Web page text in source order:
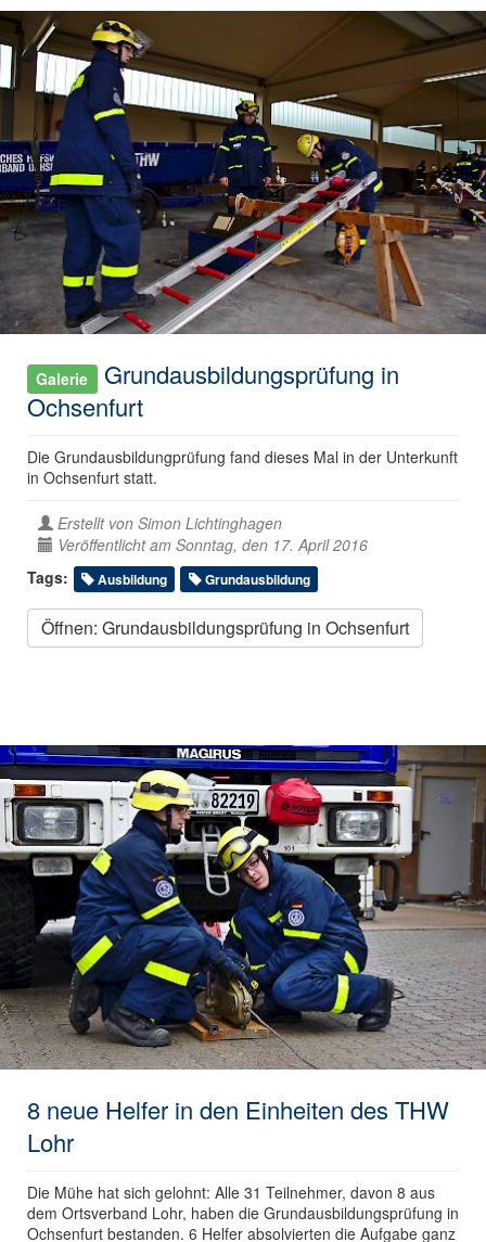
Galerie
Grundausbildungsprüfung in
Ochsenfurt
Die Grundausbildungprüfung fand dieses Mal in der Unterkunft
in Ochsenfurt statt.
Erstellt von Simon Lichtinghagen
Veröffentlicht am Sonntag, den 17. April 2016
Tags:
Ausbildung Grundausbildung
Öffnen: Grundausbildungsprüfung in Ochsenfurt
8 neue Helfer in den Einheiten des THW
Lohr
Die Mühe hat sich gelohnt: Alle 31 Teilnehmer, davon 8 aus
dem Ortsverband Lohr, haben die Grundausbildungsprüfung in
Ochsenfurt bestanden. 6 Helfer absolvierten die Aufgabe ganz